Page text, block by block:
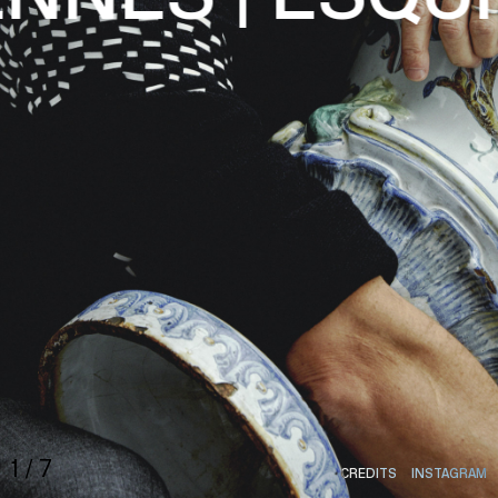
HOME
1/7 CREDITS INSTAGRAM